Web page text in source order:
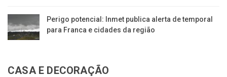
Perigo potencial: Inmet publica alerta de temporal
para Franca e cidades da região
CASA E DECORAÇÃO